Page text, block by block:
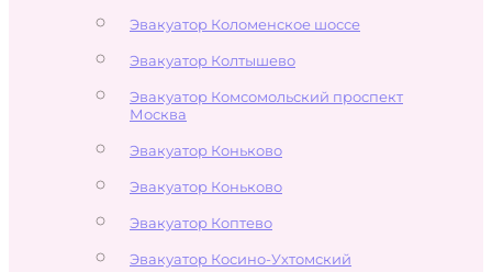
Эвакуатор Коломенское шоссе
Эвакуатор Колтышево
Эвакуатор Комсомольский проспект
Москва
Эвакуатор Коньково
Эвакуатор Коньково
Эвакуатор Коптево
Эвакуатор Косино-Ухтомский